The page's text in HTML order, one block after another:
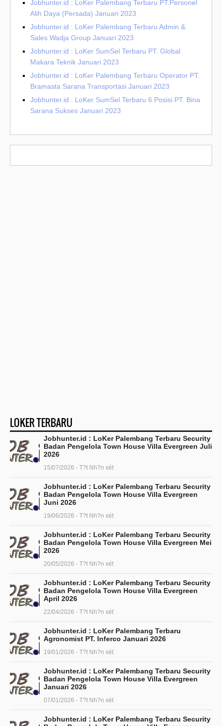
Jobhunter.id : LoKer Palembang Terbaru PT.Personel
Alih Daya (Persada) Januari 2023
Jobhunter.id : LoKer Palembang Terbaru Admin &
Sales Wadja Group Januari 2023
Jobhunter.id : LoKer SumSel Terbaru PT. Global
Makara Teknik Januari 2023
Jobhunter.id : LoKer Palembang Terbaru Operator PT.
Bramasta Sarana Transportasi Januari 2023
Jobhunter.id : LoKer SumSel Terbaru 6 Posisi PT. Bina
Sarana Sukses Januari 2023
LOKER TERBARU
Jobhunter.id : LoKer Palembang Terbaru Security
Badan Pengelola Town House Villa Evergreen Juli
2026
15/07/2026 - T?t Nh?n xét
Jobhunter.id : LoKer Palembang Terbaru Security
Badan Pengelola Town House Villa Evergreen
Juni 2026
19/06/2026 - T?t Nh?n xét
Jobhunter.id : LoKer Palembang Terbaru Security
Badan Pengelola Town House Villa Evergreen Mei
2026
20/05/2026 - T?t Nh?n xét
Jobhunter.id : LoKer Palembang Terbaru Security
Badan Pengelola Town House Villa Evergreen
April 2026
22/04/2026 - T?t Nh?n xét
Jobhunter.id : LoKer Palembang Terbaru
Agronomist PT. Inferco Januari 2026
19/01/2026 - T?t Nh?n xét
Jobhunter.id : LoKer Palembang Terbaru Security
Badan Pengelola Town House Villa Evergreen
Januari 2026
07/01/2026 - T?t Nh?n xét
Jobhunter.id : LoKer Palembang Terbaru Security